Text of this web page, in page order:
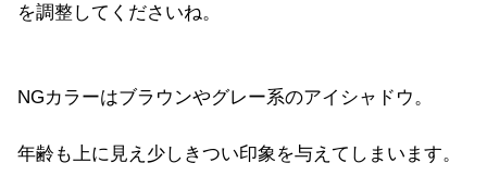
を調整してくださいね。
NGカラーはブラウンやグレー系のアイシャドウ。
年齢も上に見え少しきつい印象を与えてしまいます。